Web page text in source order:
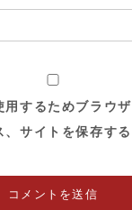
するためブラウ
サイトを保存する